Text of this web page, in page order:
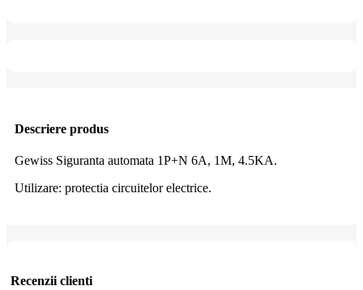
Descriere produs
Gewiss Siguranta automata 1P+N 6A, 1M, 4.5KA.
Utilizare: protectia circuitelor electrice.
Recenzii clienti